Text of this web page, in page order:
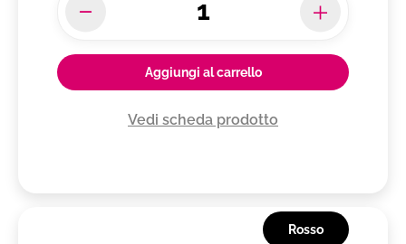
Aggiungi al carrello
Vedi scheda prodotto
Rosso